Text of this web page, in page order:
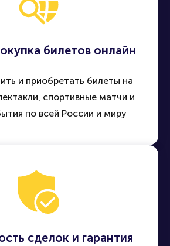
билетов онлайн
и приобретать билеты на
спортивные матчи и
по всей России и миру
сделок и гарантия